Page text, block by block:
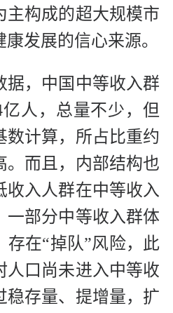
主构成的超大规模市
发展的信心来源。
据，中国中等收入群
人，总量不少，但
数计算，所占比重约
。而且，内部结构也
收入人群在中等收入
一部分中等收入群体
存在“掉队”风险，此
人口尚未进入中等收
稳存量、提增量，扩